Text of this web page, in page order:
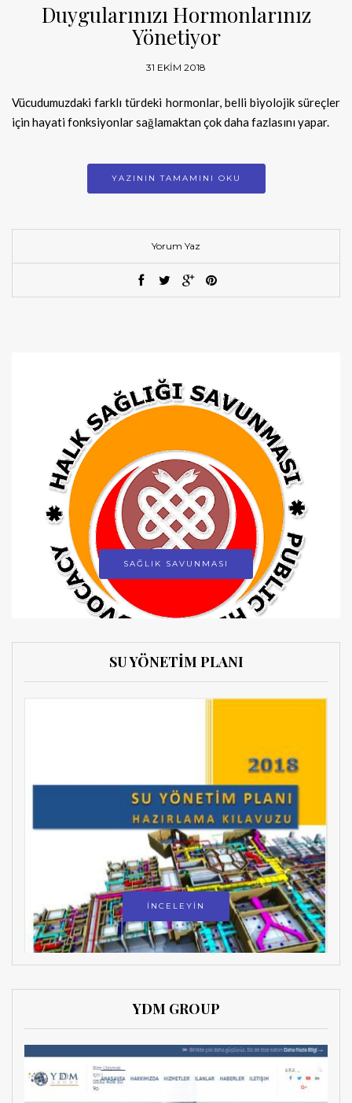
Duygularınızı Hormonlarınız
Yönetiyor
31 EKIM 2018
Vücudumuzdaki farklı türdeki hormonlar, belli biyolojik süreçler
için hayati fonksiyonlar sağlamaktan çok daha fazlasını yapar.
YAZININ TAMAMINI OKU
Yorum Yaz
SAĞLIK SAVUNMASI
SU YÖNETİM PLANI
İNCELEYİN
YDM GROUP